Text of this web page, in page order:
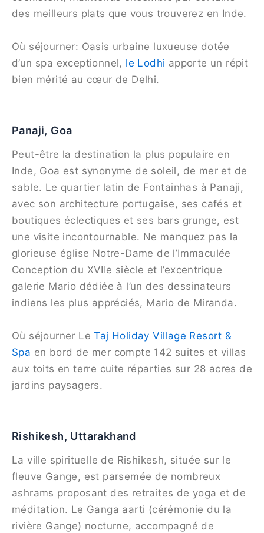
des meilleurs plats que vous trouverez en Inde.
Où séjourner: Oasis urbaine luxueuse dotée
d’un spa exceptionnel, le Lodhi apporte un répit
bien mérité au cœur de Delhi.
Panaji, Goa
Peut-être la destination la plus populaire en
Inde, Goa est synonyme de soleil, de mer et de
sable. Le quartier latin de Fontainhas à Panaji,
avec son architecture portugaise, ses cafés et
boutiques éclectiques et ses bars grunge, est
une visite incontournable. Ne manquez pas la
glorieuse église Notre-Dame de l’Immaculée
Conception du XVIIe siècle et l’excentrique
galerie Mario dédiée à l’un des dessinateurs
indiens les plus appréciés, Mario de Miranda.
Où séjourner LeTaj Holiday Village Resort &
Spa en bord de mer compte 142 suites et villas
aux toits en terre cuite réparties sur 28 acres de
jardins paysagers.
Rishikesh, Uttarakhand
La ville spirituelle de Rishikesh, située sur le
fleuve Gange, est parsemée de nombreux
ashrams proposant des retraites de yoga et de
méditation. Le Ganga aarti (cérémonie du la
rivière Gange) nocturne, accompagné de